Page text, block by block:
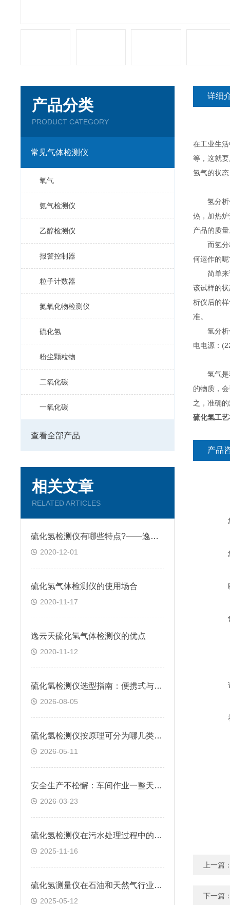
产品分类
PRODUCT CATEGORY
常见气体检测仪
氧气
氨气检测仪
乙醇检测仪
报警控制器
粒子计数器
氮氧化物检测仪
硫化氢
粉尘颗粒物
二氧化碳
一氧化碳
查看全部产品
相关文章
RELATED ARTICLES
硫化氢检测仪有哪些特点?——逸云天分享
2020-12-01
硫化氢气体检测仪的使用场合
2020-11-17
逸云天硫化氢气体检测仪的优点
2020-11-12
硫化氢检测仪选型指南：便携式与固定式怎么选？逸云天自研方案给出答案
2026-08-05
硫化氢检测仪按原理可分为哪几类？快来看看
2026-05-11
安全生产不松懈：车间作业一整天，硫化氢检测仪续航跟得上吗？
2026-03-23
硫化氢检测仪在污水处理过程中的应用
2025-11-16
硫化氢测量仪在石油和天然气行业中的应用
2025-05-12
详细
在工业生
等，这就
氢气的状
氢分析仪
热，加热
产品的质
而氢分析
何运作的
简单来说
该试样的
析仪后的
准。
氢分析仪
电电源：
氢气是我
的物质，
之，准确
硫化氢工
产品
上一篇
下一篇